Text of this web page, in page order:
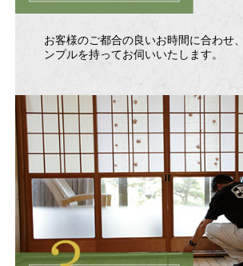
お客様のご都合の良いお時間に合わせ
ンプルを持ってお伺いいたします。